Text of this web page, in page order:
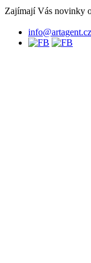
Zajímají Vás novinky
info@artagent.cz